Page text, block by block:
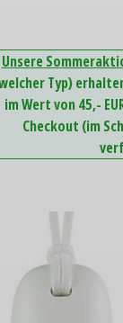
Unsere
Typ)
im Wert von 45,-
Checkout (im